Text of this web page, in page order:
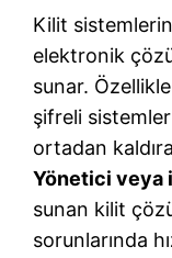
Kilit
elektronik
sunar.
şifreli
ortadan
Yönetici veya
sunan kilit
sorunlarında